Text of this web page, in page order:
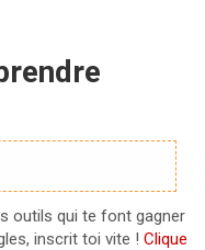
outils qui te font gagner
inscrit toi vite !Clique